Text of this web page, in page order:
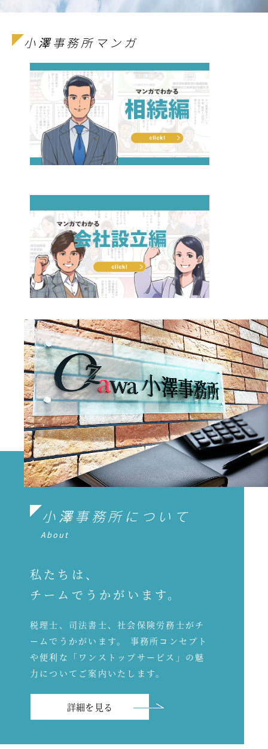
小澤事務所マンガ
小澤事務所について
About
私たちは、
チームでうかがいます。
税理士、司法書士、社会保険労務士がチ
ームでうかがいます。 事務所コンセプト
や便利な「ワンストップサービス」の魅
力についてご案内いたします。
詳細を見る